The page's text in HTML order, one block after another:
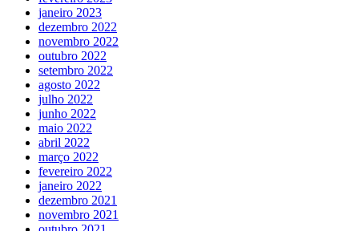
janeiro 2023
dezembro 2022
novembro 2022
outubro 2022
setembro 2022
agosto 2022
julho 2022
junho 2022
maio 2022
abril 2022
março 2022
fevereiro 2022
janeiro 2022
dezembro 2021
novembro 2021